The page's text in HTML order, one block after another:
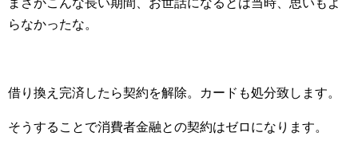
まさかこんな長い期間、お世話になるとは当時、思いもよ
らなかったな。
借り換え完済したら契約を解除。カードも処分致します。
そうすることで消費者金融との契約はゼロになります。